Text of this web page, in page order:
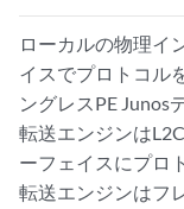
ローカルの物理イ
イスでプロトコル
ングレスPE Junos
転送エンジンは
ーフェイスにプロ
転送エンジンはフ